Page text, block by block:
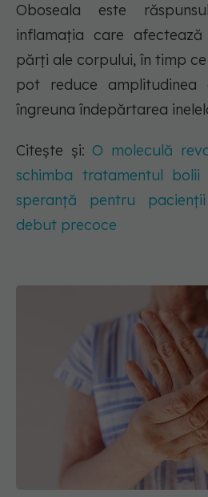
Oboseala este
inflamația care
părți ale corpului, în timp
pot reduce
îngreuna îndepărtarea
Citește și:O moleculă
schimba tratamentul bolii
speranță pentru
debut precoce